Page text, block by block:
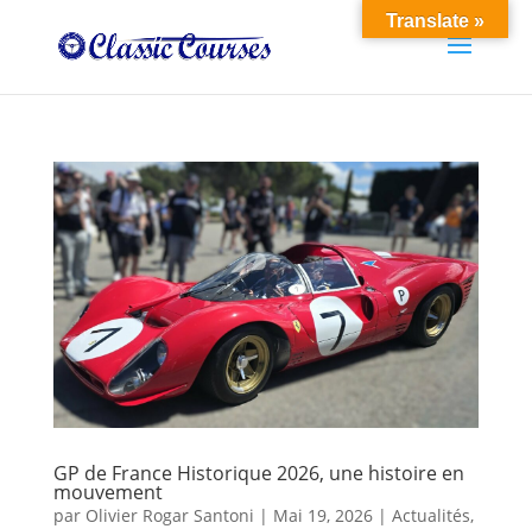
GP de France Historique 2026, une histoire en
mouvement
par Olivier Rogar Santoni | Mai 19, 2026| Actualités,
Translate »